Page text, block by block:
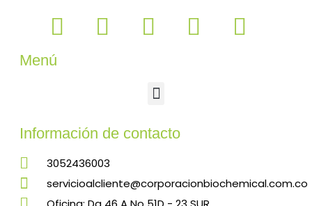
Menú
Información de contacto
3052436003
servicioalcliente@corporacionbiochemical.com.co